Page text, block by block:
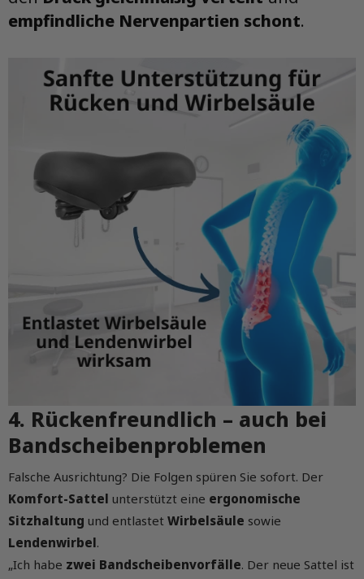
empfindliche Nervenpartien schont.
4. Rückenfreundlich – auch bei
Bandscheibenproblemen
Falsche Ausrichtung? Die Folgen spüren Sie sofort. Der
Komfort-Sattel unterstützt eine ergonomische
Sitzhaltung und entlastet Wirbelsäule sowie
Lendenwirbel.
„Ich habe zwei Bandscheibenvorfälle. Der neue Sattel ist